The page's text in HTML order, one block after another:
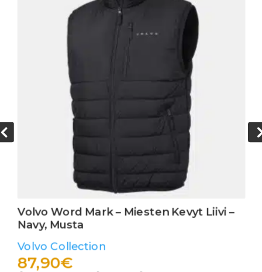
Volvo Word Mark – Miesten Kevyt Liivi –
Navy, Musta
Volvo Collection
87,90€